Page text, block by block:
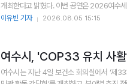
개최한다고 밝혔다. 이번 공연
이유빈 기자 2026.08.05 15:15
여수시, 'COP33 유치 사
여수시는 지난 4일 보건소 회의실에서 ‘제